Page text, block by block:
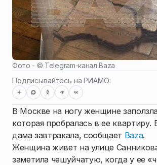
Фото - © Telegram-канал Baza
Подписывайтесь на РИАМО:
В Москве на ногу женщине
которая пробралась в ее квартиру.
дама завтракала, сообщает Baza.
Женщина живет на улице
заметила чешуйчатую, когда у ее